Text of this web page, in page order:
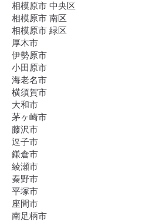
相模原市 中央区
相模原市 南区
相模原市 緑区
厚木市
伊勢原市
小田原市
海老名市
横須賀市
大和市
茅ヶ崎市
藤沢市
逗子市
鎌倉市
綾瀬市
秦野市
平塚市
座間市
南足柄市